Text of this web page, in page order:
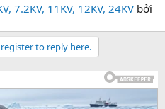
7.2KV, 11KV, 12KV, 24KV bởi
to reply here.